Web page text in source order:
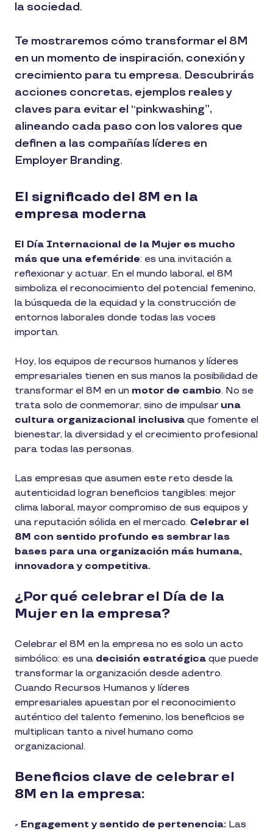
la sociedad.
Te mostraremos cómo transformar el 8M
en un momento de inspiración, conexión y
crecimiento para tu empresa. Descubrirás
acciones concretas, ejemplos reales y
claves para evitar el “pinkwashing”,
alineando cada paso con los valores que
definen a las compañías líderes en
Employer Branding.
El significado del 8M en la
empresa moderna
El Día Internacional de la Mujer es mucho
más que una efeméride: es una invitación a
reflexionar y actuar. En el mundo laboral, el 8M
simboliza el reconocimiento del potencial femenino,
la búsqueda de la equidad y la construcción de
entornos laborales donde todas las voces
importan.
Hoy, los equipos de recursos humanos y líderes
empresariales tienen en sus manos la posibilidad de
transformar el 8M en un motor de cambio. No se
trata solo de conmemorar, sino de impulsar una
cultura organizacional inclusiva que fomente el
bienestar, la diversidad y el crecimiento profesional
para todas las personas.
Las empresas que asumen este reto desde la
autenticidad logran beneficios tangibles: mejor
clima laboral, mayor compromiso de sus equipos y
una reputación sólida en el mercado. Celebrar el
8M con sentido profundo es sembrar las
bases para una organización más humana,
innovadora y competitiva.
¿Por qué celebrar el Día de la
Mujer en la empresa?
Celebrar el 8M en la empresa no es solo un acto
simbólico: es una decisión estratégica que puede
transformar la organización desde adentro.
Cuando Recursos Humanos y líderes
empresariales apuestan por el reconocimiento
auténtico del talento femenino, los beneficios se
multiplican tanto a nivel humano como
organizacional.
Beneficios clave de celebrar el
8M en la empresa:
- Engagement y sentido de pertenencia: Las